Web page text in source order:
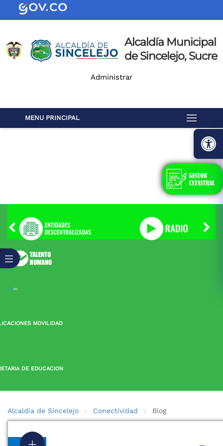
Alcaldía Municipal
de Sincelejo, Sucre
Administrar
MENU PRINCIPAL
MOVILIDAD
DE EDUCACION
Alcaldía de Sincelejo / Conectividad / Blog
2016